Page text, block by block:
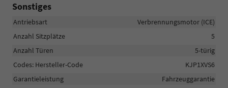
Sonstiges
Antriebsart
Verbrennungsmotor (ICE)
Anzahl Sitzplätze
5
Anzahl Türen
5-türig
Codes: Hersteller-Code
KJP1XVS6
Garantieleistung
Fahrzeuggarantie